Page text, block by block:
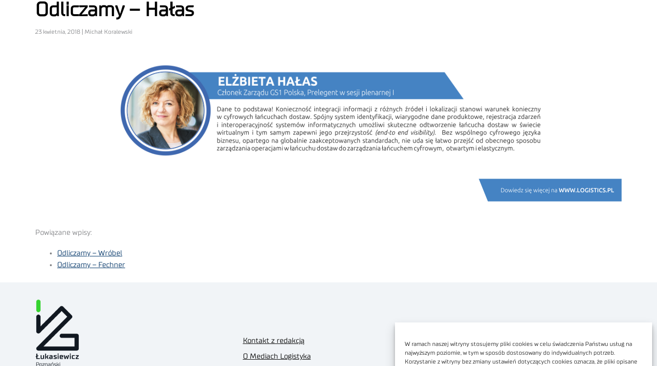
W ramach naszej witryny stosujemy pliki cookies w celu świadczenia Państwu usług na
najwyższym poziomie, w tym w sposób dostosowany do indywidualnych potrzeb.
Korzystanie z witryny bez zmiany ustawień dotyczących cookies oznacza, że pliki opisane
Odliczamy – Hałas
23 kwietnia, 2018 | Michał Koralewski
Powiązane wpisy:
Odliczamy – Wróbel
Odliczamy – Fechner
Kontakt z redakcją
O Mediach Logistyka
Dostępność cyfrowa
Regulamin Portalu